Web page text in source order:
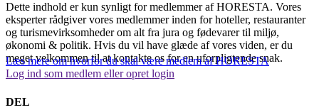
Dette indhold er kun synligt for medlemmer af HORESTA. Vores
eksperter rådgiver vores medlemmer inden for hoteller, restauranter
og turismevirksomheder om alt fra jura og fødevarer til miljø,
økonomi & politik. Hvis du vil have glæde af vores viden, er du
meget velkommen til at kontakte os for en uforpligtende snak.
Læs mere om hvorfor du skal være medlem af HORESTA
Log ind som medlem eller opret login
DEL